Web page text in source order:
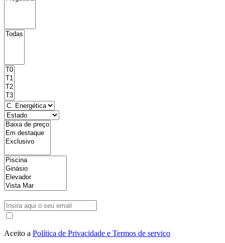
Aceito a Política de Privacidade e Termos de serviço